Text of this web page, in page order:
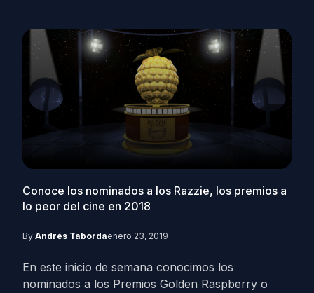
Conoce los nominados a los Razzie, los premios a
lo peor del cine en 2018
By Andrés Tabordaenero 23, 2019
En este inicio de semana conocimos los
nominados a los Premios Golden Raspberry o